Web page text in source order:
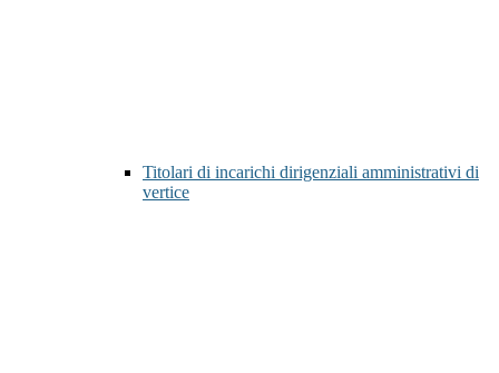
Titolari di incarichi dirigenziali amministrativi di
vertice